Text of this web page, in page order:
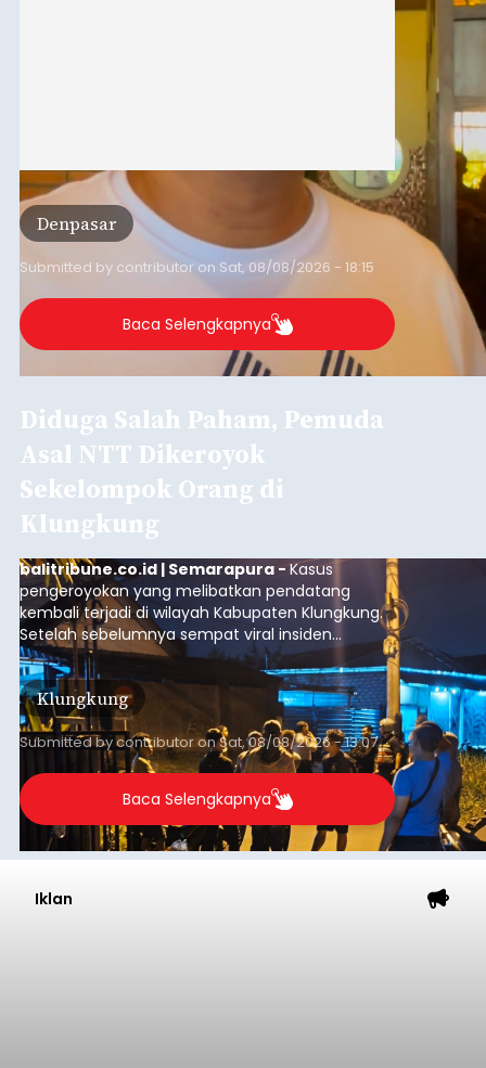
Denpasar
Submitted by contributor on Sat, 08/08/2026 - 18:15
Baca Selengkapnya
Diduga Salah Paham, Pemuda
Asal NTT Dikeroyok
Sekelompok Orang di
Klungkung
balitribune.co.id | Semarapura -Kasus
pengeroyokan yang melibatkan pendatang
kembali terjadi di wilayah Kabupaten Klungkung.
Setelah sebelumnya sempat viral insiden
keributan di barat Pasar Galiran, peristiwa serupa
kini menimpa seorang pemuda asal Kabupaten
Sumba Barat Daya (SBD), Nusa Tenggara Timur
(NTT).
Klungkung
Submitted bycontributoronSat, 08/08/2026 - 13:07
Baca Selengkapnya
Iklan